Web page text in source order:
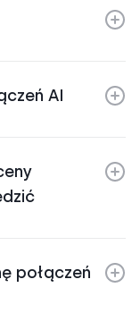
AI
połączeń